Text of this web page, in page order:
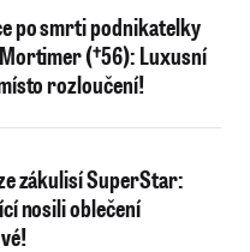
po smrti podnikatelky
(†56): Luxusní
rozloučení!
zákulisí SuperStar:
nosili oblečení